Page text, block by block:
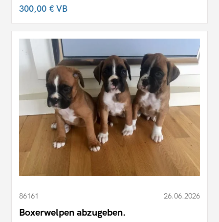
300,00 €VB
86161 26.06.2026
Boxerwelpen abzugeben.